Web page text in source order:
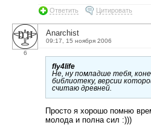
Ответить Цитировать
6
Anarchist
09:17, 15 ноября 2006
fly4life
Не, ну помладше тебя,
библиотеку, версии
считаю древней.
Просто я хорошо помню
молода и полна сил :)))